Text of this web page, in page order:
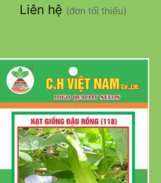
Liên hệ (đơn tối thiểu)